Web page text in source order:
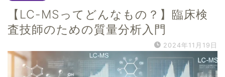
【LC-MSってどんなもの？】臨床検
査技師のための質量分析入門
2024年11月19日